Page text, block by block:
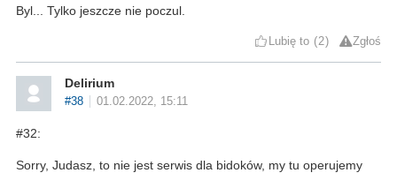
Byl... Tylko jeszcze nie poczul.
Lubię to 2 Zgłoś
Delirium
#38 01.02.2022, 15:11
#32:
Sorry, Judasz, to nie jest serwis dla bidoków, my tu operujemy